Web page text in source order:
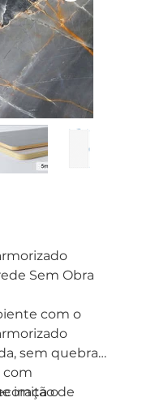
Sem Obra
com o
sem quebra
com
imita ode